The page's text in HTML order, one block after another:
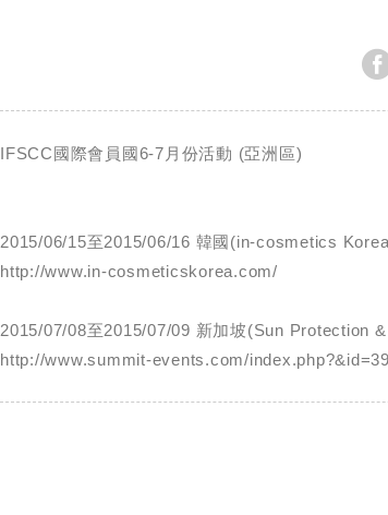
IFSCC國際會員國6-7月份活動 (亞洲區)
2015/06/15至2015/06/16 韓國(in-cosmetics
http://www.in-cosmeticskorea.com/
2015/07/08至2015/07/09 新加坡(Sun Protection
http://www.summit-events.com/index.php?&id=39